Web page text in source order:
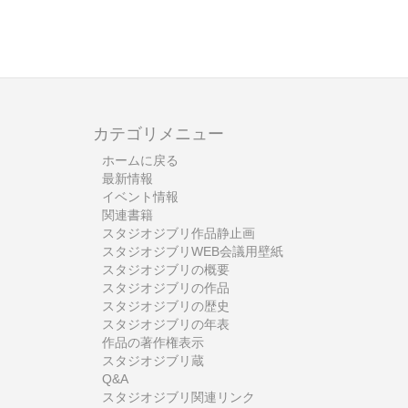
カテゴリメニュー
ホームに戻る
最新情報
イベント情報
関連書籍
スタジオジブリ作品静止画
スタジオジブリWEB会議用壁紙
スタジオジブリの概要
スタジオジブリの作品
スタジオジブリの歴史
スタジオジブリの年表
作品の著作権表示
スタジオジブリ蔵
Q&A
スタジオジブリ関連リンク